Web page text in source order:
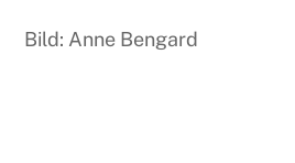
Bild: Anne Bengard